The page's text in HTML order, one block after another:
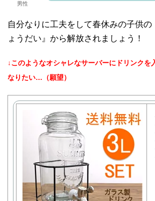
男性
自分なりに工夫をして春休みの子供の
ょうだい』から解放されましょう！
↓このようなオシャレなサーバーにドリンクを
なりたい…（願望）